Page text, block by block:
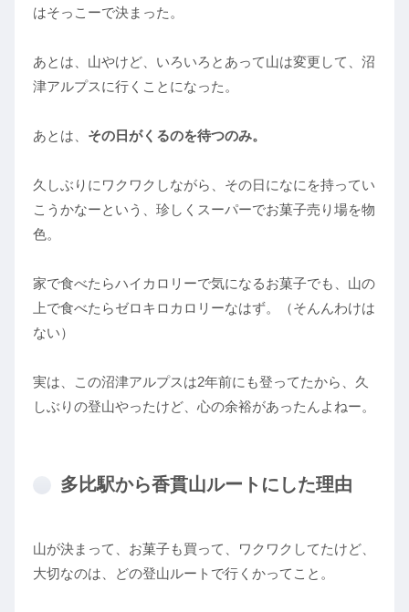
はそっこーで決まった。
あとは、山やけど、いろいろとあって山は変更して、沼
津アルプスに行くことになった。
あとは、 その日がくるのを待つのみ。
久しぶりにワクワクしながら、その日になにを持ってい
こうかなーという、珍しくスーパーでお菓子売り場を物
色。
家で食べたらハイカロリーで気になるお菓子でも、山の
上で食べたらゼロキロカロリーなはず。（そんんわけは
ない）
実は、この沼津アルプスは2年前にも登ってたから、久
しぶりの登山やったけど、心の余裕があったんよねー。
多比駅から香貫山ルートにした理由
山が決まって、お菓子も買って、ワクワクしてたけど、
大切なのは、どの登山ルートで行くかってこと。